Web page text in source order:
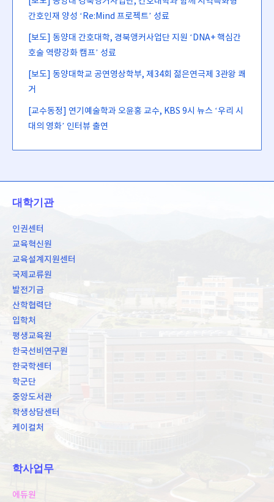
간호인재 양성 ‘Re:Mind 프로젝트’ 성료
[보도] 동양대 간호대학, 경북앵커사업단 지원 ‘DNA+ 핵심간
호술 역량강화 캠프’ 성료
[보도] 동양대학교 공연영상학부, 제34회 젊은연극제 3관왕 쾌
거
[교수동정] 연기예술학과 오윤홍 교수, KBS 9시 뉴스 ‘우리 시
대의 영화’ 인터뷰 출연
대학기관
인권센터
교육혁신원
교육설계지원센터
국제교류원
발전기금
산학협력단
입학처
평생교육원
한국선비연구원
한국학센터
학군단
중앙도서관
학생상담센터
케이컬처
학사업무
에듀원